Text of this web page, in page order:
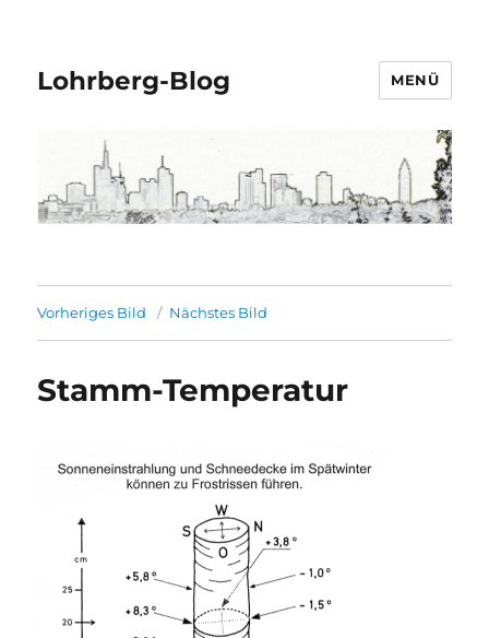
Lohrberg-Blog MENÜ
Vorheriges Bild Nächstes Bild
Stamm-Temperatur